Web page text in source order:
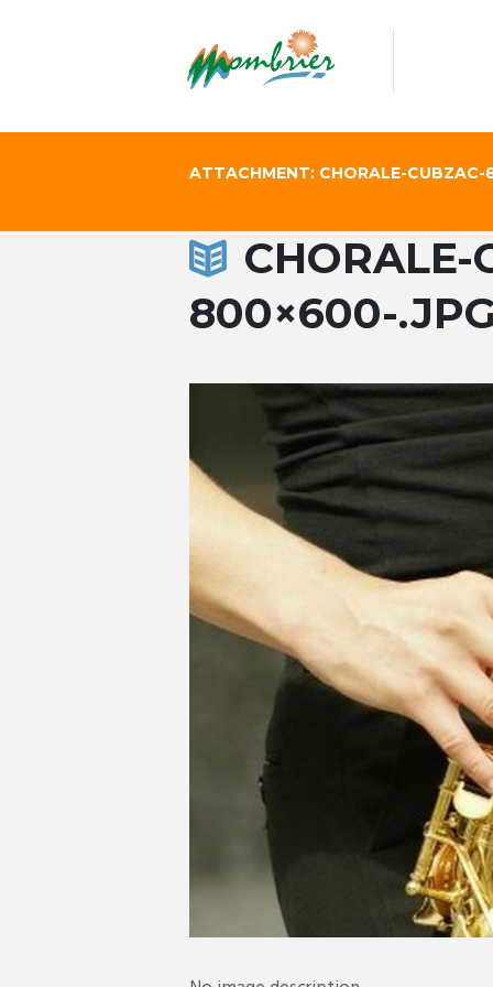
ATTACHMENT: CHORALE-
CHORALE-
800×600-